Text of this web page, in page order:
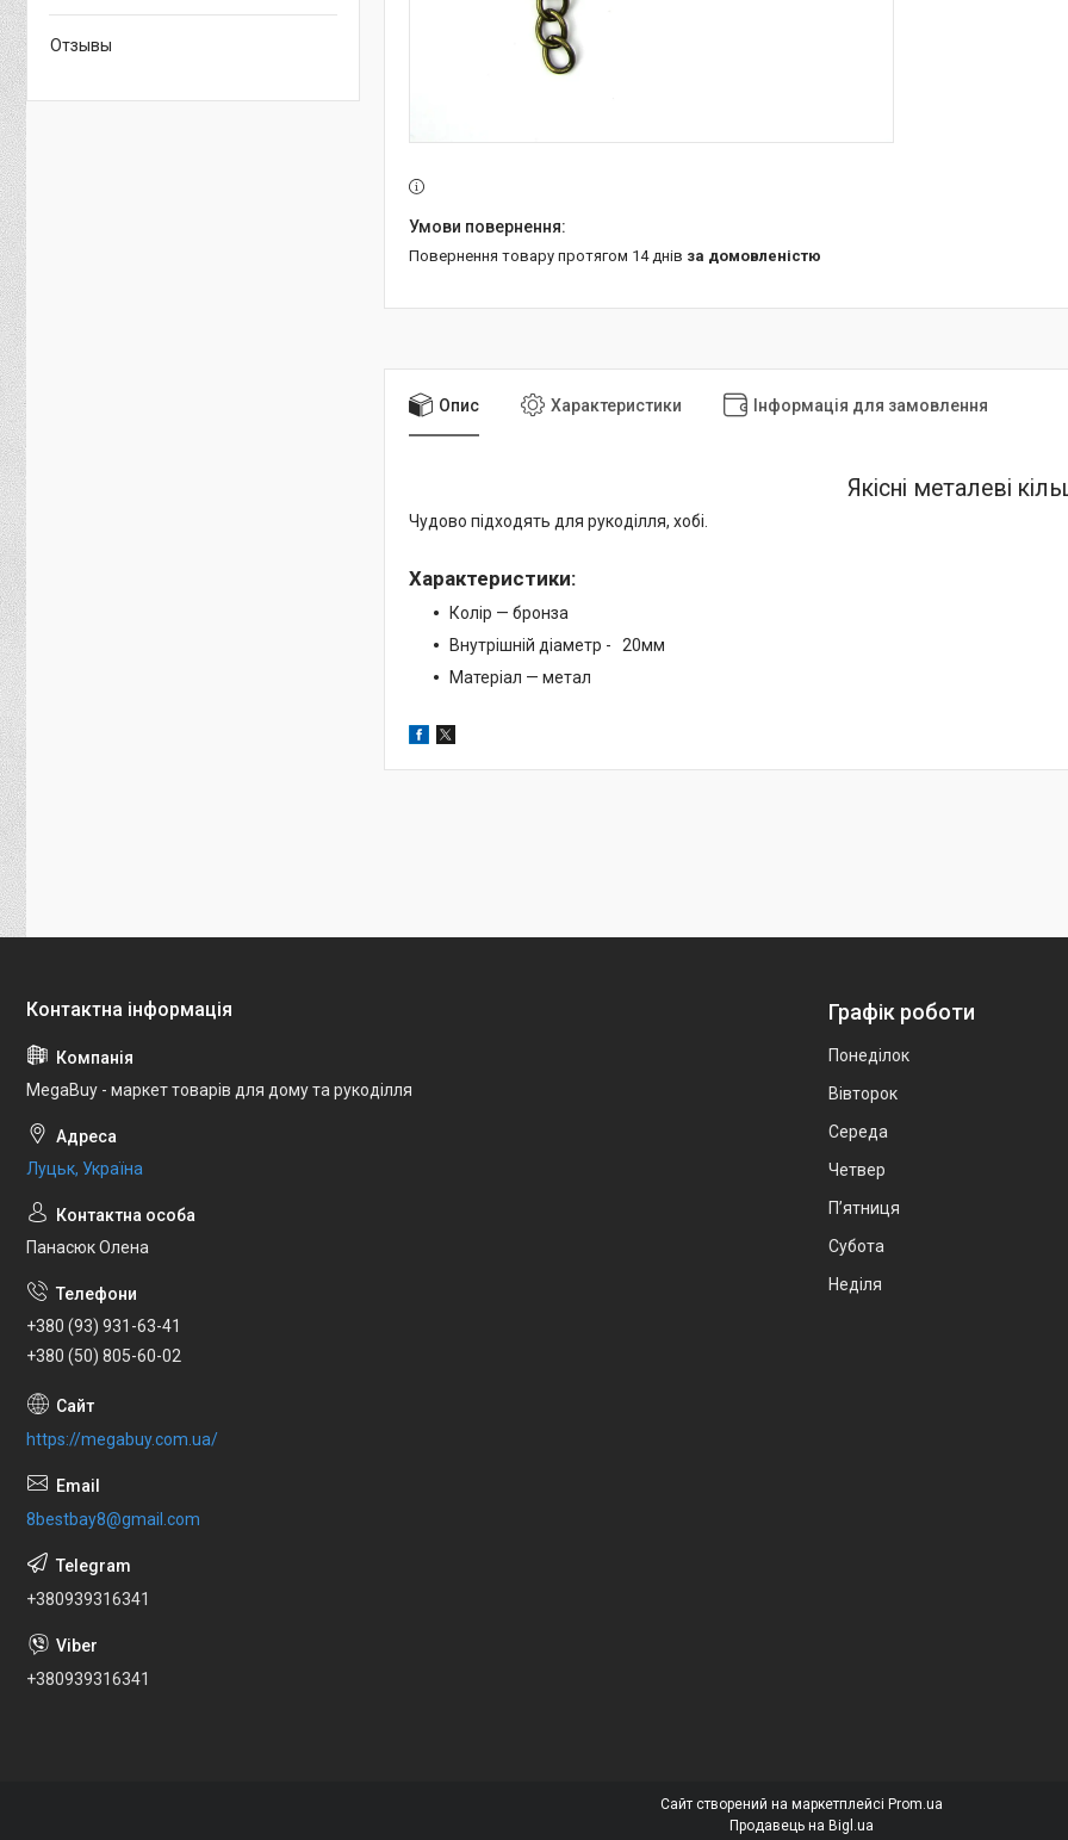
повернення товару протягом 14 днів за домовленістю
Опис Характеристики Інформація для замовлення
Якісні металеві
Чудово підходять для рукоділля, хобі.
Характеристики:
Колір — бронза
Внутрішній діаметр - 20мм
Матеріал — метал
Отзывы
MegaBuy - маркет товарів для дому та рукоділля
Луцьк, Україна
Панасюк Олена
+380 (93) 931-63-41
+380 (50) 805-60-02
https://megabuy.com.ua/
8bestbay8@gmail.com
+380939316341
+380939316341
Графік роботи
Понеділок
Вівторок
Середа
Четвер
Пʼятниця
Субота
Неділя
Сайт створений на маркетплейсі Prom.ua
Продавець на Bigl.ua